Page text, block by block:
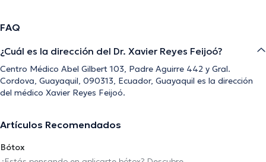
FAQ
¿Cuál es la dirección del Dr. Xavier Reyes Feijoó?
Centro Médico Abel Gilbert 103, Padre Aguirre 442 y Gral.
Cordova, Guayaquil, 090313, Ecuador, Guayaquil es la dirección
del médico Xavier Reyes Feijoó.
Artículos Recomendados
Bótox